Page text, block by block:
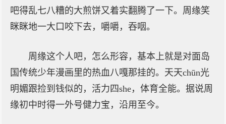
吧得乱七八糟的大煎饼又着实翻腾了一下。周缘笑
眯眯地一大口咬下去，嚼嚼，吞咽。
周缘这个人吧，怎么形容，基本上就是对面岛
国传统少年漫画里的热血八嘎那挂的。天天chūn光
明媚跟捡到钱似的，活力四she，体育全能。据说周
缘初中时得一外号健力宝，沿用至今。